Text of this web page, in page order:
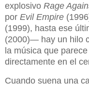
explosivo Rage
por Evil Empire
(1999), hasta ese
(2000)— hay un hilo
la música que
directamente en el
Cuando suena una